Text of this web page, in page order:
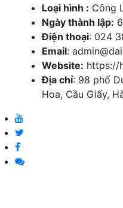
Loại hình : Công
Ngày thành lập:
Điện thoại: 024
Email:
Website: https://
Địa chỉ: 98 phố
Hoa, Cầu Giấy,